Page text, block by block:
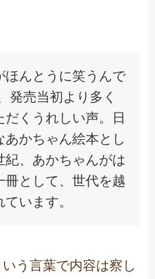
ほんとうに笑うんで
発売当初より多く
くうれしい声。日
あかちゃん絵本とし
紀、あかちゃんがは
冊として、世代を越
います。
う言葉で内容は察し